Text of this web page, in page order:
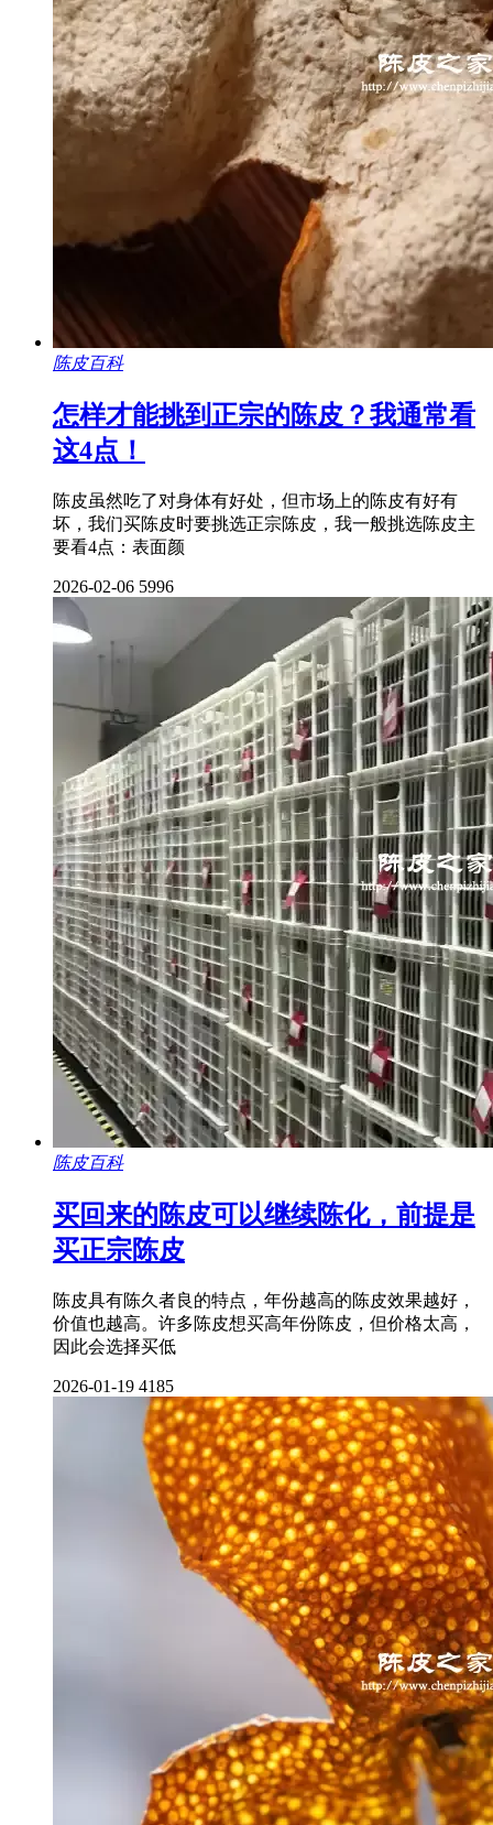
陈皮百科
怎样才能挑到正宗的陈皮？我通常看
这4点！
陈皮虽然吃了对身体有好处，但市场上的陈皮有好有
坏，我们买陈皮时要挑选正宗陈皮，我一般挑选陈皮主
要看4点：表面颜
2026-02-06 5996
陈皮百科
买回来的陈皮可以继续陈化，前提是
买正宗陈皮
陈皮具有陈久者良的特点，年份越高的陈皮效果越好，
价值也越高。许多陈皮想买高年份陈皮，但价格太高，
因此会选择买低
2026-01-19 4185